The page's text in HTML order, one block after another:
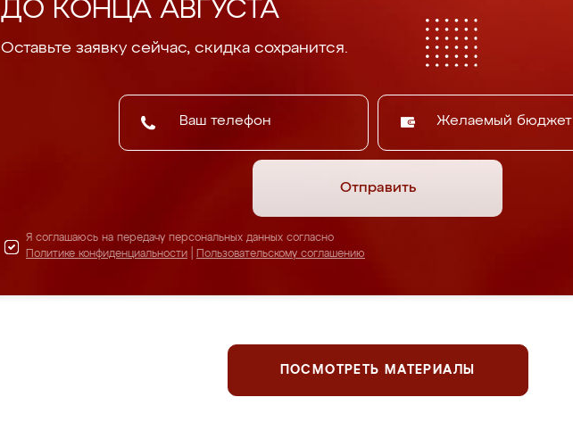
ДО КОНЦА АВГУСТА
Оставьте заявку сейчас, скидка сохранится.
Желаемый бюджет
Отправить
Я соглашаюсь на передачу персональных данных согласно
Политике конфиденциальности
Пользовательскому соглашению
ПОСМОТРЕТЬ МАТЕРИАЛЫ